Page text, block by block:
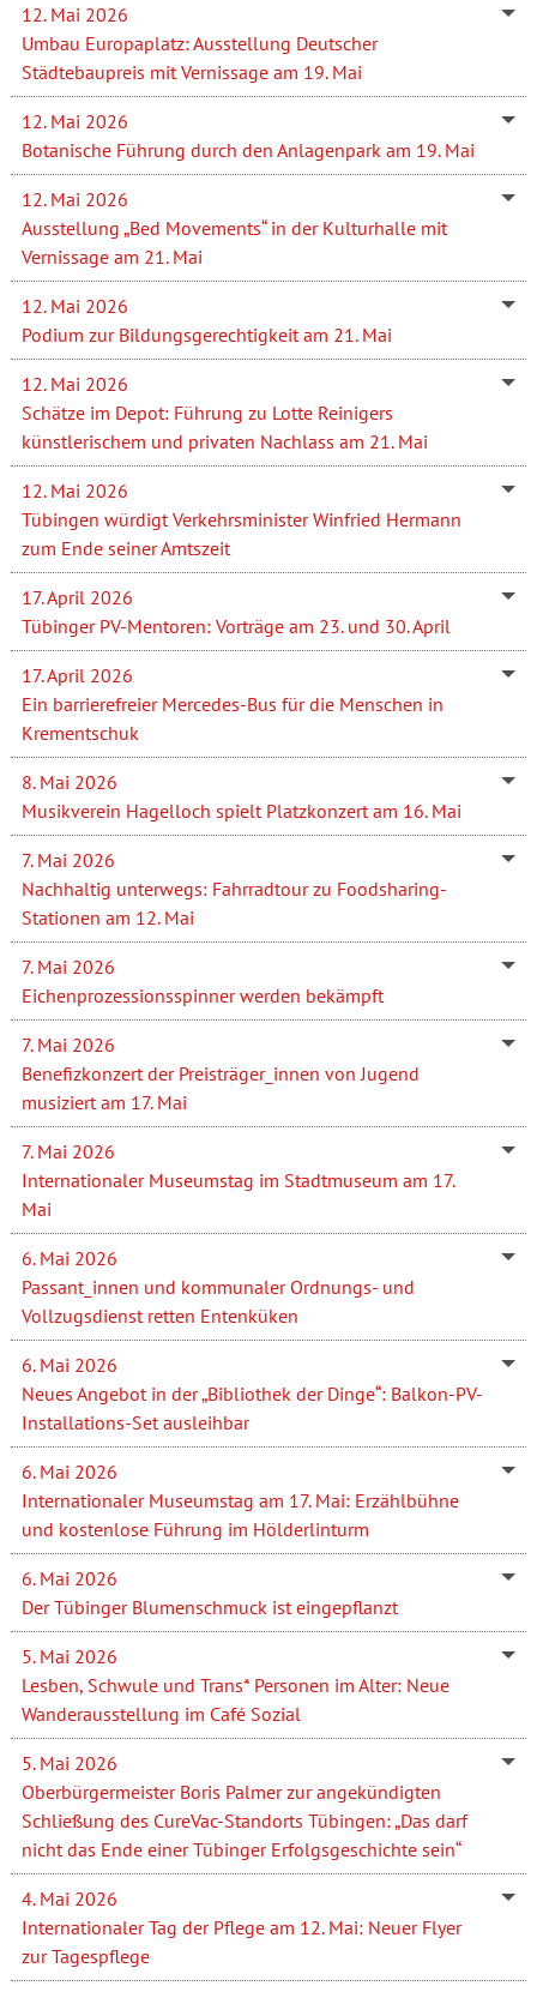
12. Mai 2026
Umbau Europaplatz: Ausstellung Deutscher
Städtebaupreis mit Vernissage am 19. Mai
12. Mai 2026
Botanische Führung durch den Anlagenpark am 19. Mai
12. Mai 2026
Ausstellung „Bed Movements“ in der Kulturhalle mit
Vernissage am 21. Mai
12. Mai 2026
Podium zur Bildungsgerechtigkeit am 21. Mai
12. Mai 2026
Schätze im Depot: Führung zu Lotte Reinigers
künstlerischem und privaten Nachlass am 21. Mai
12. Mai 2026
Tübingen würdigt Verkehrsminister Winfried Hermann
zum Ende seiner Amtszeit
17. April 2026
Tübinger PV-Mentoren: Vorträge am 23. und 30. April
17. April 2026
Ein barrierefreier Mercedes-Bus für die Menschen in
Krementschuk
8. Mai 2026
Musikverein Hagelloch spielt Platzkonzert am 16. Mai
7. Mai 2026
Nachhaltig unterwegs: Fahrradtour zu Foodsharing-
Stationen am 12. Mai
7. Mai 2026
Eichenprozessionsspinner werden bekämpft
7. Mai 2026
Benefizkonzert der Preisträger_innen von Jugend
musiziert am 17. Mai
7. Mai 2026
Internationaler Museumstag im Stadtmuseum am 17.
Mai
6. Mai 2026
Passant_innen und kommunaler Ordnungs- und
Vollzugsdienst retten Entenküken
6. Mai 2026
Neues Angebot in der „Bibliothek der Dinge“: Balkon-PV-
Installations-Set ausleihbar
6. Mai 2026
Internationaler Museumstag am 17. Mai: Erzählbühne
und kostenlose Führung im Hölderlinturm
6. Mai 2026
Der Tübinger Blumenschmuck ist eingepflanzt
5. Mai 2026
Lesben, Schwule und Trans* Personen im Alter: Neue
Wanderausstellung im Café Sozial
5. Mai 2026
Oberbürgermeister Boris Palmer zur angekündigten
Schließung des CureVac-Standorts Tübingen: „Das darf
nicht das Ende einer Tübinger Erfolgsgeschichte sein“
4. Mai 2026
Internationaler Tag der Pflege am 12. Mai: Neuer Flyer
zur Tagespflege